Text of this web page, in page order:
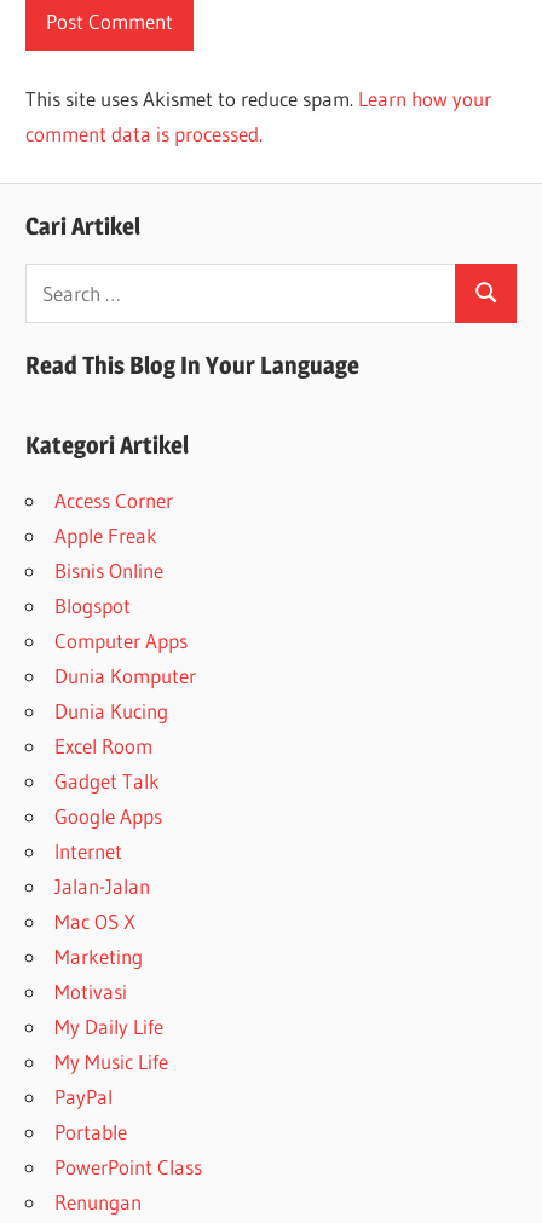
This site uses Akismet to reduce spam. Learn how your
comment data is processed.
Cari Artikel
Search
Read This Blog In Your Language
Kategori Artikel
Access Corner
Apple Freak
Bisnis Online
Blogspot
Computer Apps
Dunia Komputer
Dunia Kucing
Excel Room
Gadget Talk
Google Apps
Internet
Jalan-Jalan
Mac OS X
Marketing
Motivasi
My Daily Life
My Music Life
PayPal
Portable
PowerPoint Class
Renungan